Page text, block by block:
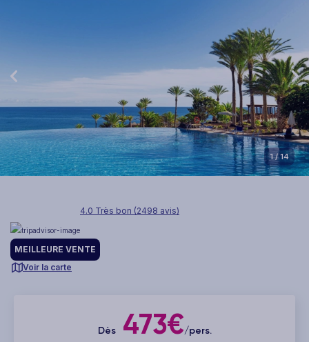
1/ 14
4.0 Très bon (2498 avis)
MEILLEURE VENTE
Voir la carte
Dès473€/pers.